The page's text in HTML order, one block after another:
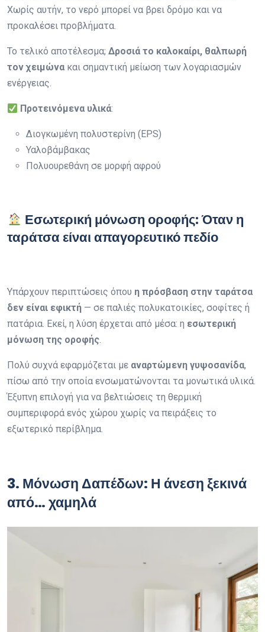
Χωρίς αυτήν, το νερό μπορεί να βρει δρόμο και να
προκαλέσει προβλήματα.
Το τελικό αποτέλεσμα; Δροσιά το καλοκαίρι, θαλπωρή
τον χειμώνα και σημαντική μείωση των λογαριασμών
ενέργειας.
Προτεινόμενα υλικά:
Διογκωμένη πολυστερίνη (EPS)
Υαλοβάμβακας
Πολυουρεθάνη σε μορφή αφρού
Εσωτερική μόνωση οροφής: Όταν η
ταράτσα είναι απαγορευτικό πεδίο
Υπάρχουν περιπτώσεις όπου η πρόσβαση στην ταράτσα
δεν είναι εφικτή — σε παλιές πολυκατοικίες, σοφίτες ή
πατάρια. Εκεί, η λύση έρχεται από μέσα: η εσωτερική
μόνωση της οροφής.
Πολύ συχνά εφαρμόζεται με αναρτώμενη γυψοσανίδα,
πίσω από την οποία ενσωματώνονται τα μονωτικά υλικά.
Έξυπνη επιλογή για να βελτιώσεις τη θερμική
συμπεριφορά ενός χώρου χωρίς να πειράξεις το
εξωτερικό περίβλημα.
3. Μόνωση Δαπέδων: Η άνεση ξεκινά
από… χαμηλά